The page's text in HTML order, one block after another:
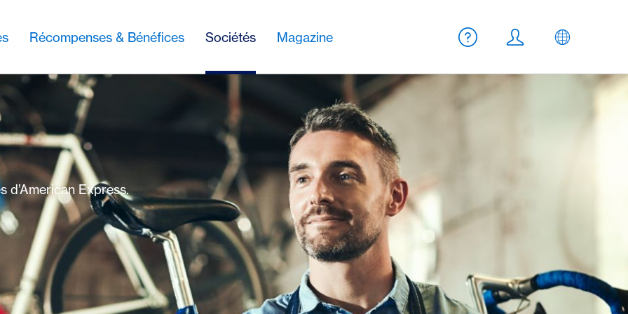
Récompenses & Bénéfices Sociétés Magazine
Meta Navigation
Aide
Login FR
d’American Express.